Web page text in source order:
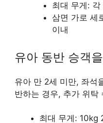
최대 무게:
삼면 가로 세
이내
유아 동반 승객
유아 만 2세 미만, 좌석
반하는 경우, 추가 위탁
최대 무게: 10kg